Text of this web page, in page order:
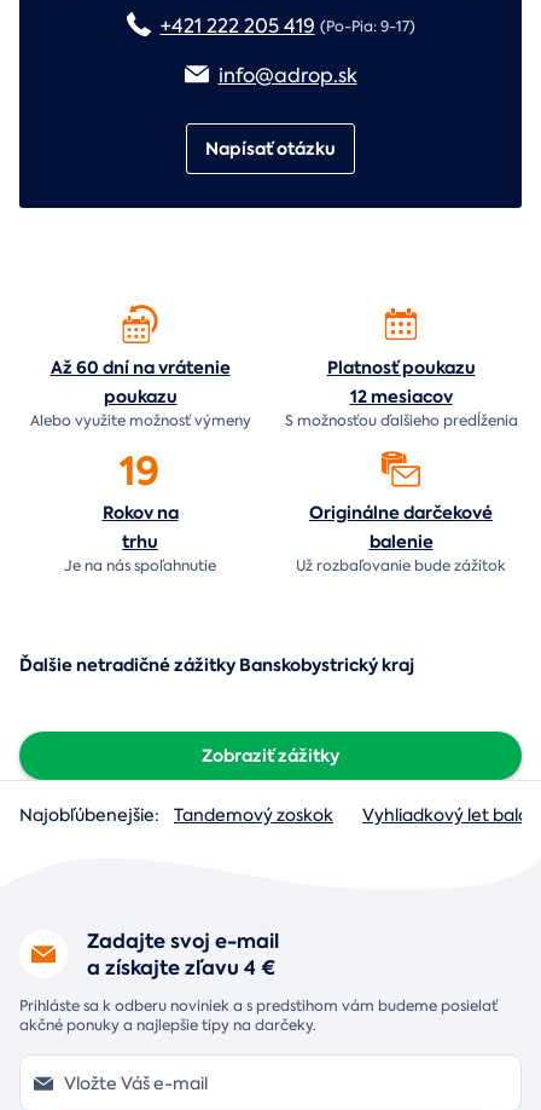
+421 222 205 419 (Po-Pia: 9-17)
info@adrop.sk
Napísať otázku
Až 60 dní na vrátenie
poukazu
Alebo využite možnosť výmeny
Platnosť poukazu
12 mesiacov
S možnosťou ďalšieho predĺženia
19
Rokov na
trhu
Je na násspoľahnutie
Originálne darčekové
balenie
Už rozbaľovanie budezážitok
Ďalšie netradičné zážitky Banskobystrický kraj
Zobraziť zážitky
Najobľúbenejšie: Tandemový zoskok Vyhliadkový let
Zadajte svoj e-mail
a získajte zľavu 4 €
Prihláste sa k odberu noviniek a s predstihom vám budeme posielať
akčné ponuky a najlepšie tipy na darčeky.